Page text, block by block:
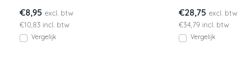
€8,95 excl. btw
€10,83 incl. btw
Vergelijk
€28,75 excl. btw
€34,79 incl. btw
Vergelijk